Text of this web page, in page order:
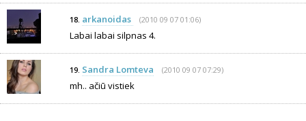
18. arkanoidas (2010 09 07 01:06)
Labai labai silpnas 4.
19. Sandra Lomteva (2010 09 07 07:29)
mh.. ačiū vistiek